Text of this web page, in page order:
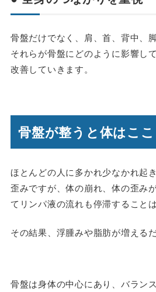
骨盤だけでなく、肩、首、背中、
それらが骨盤にどのように影響し
改善していきます。
骨盤が整うと体はこ
ほとんどの人に多かれ少なかれ起
歪みですが、体の崩れ、体の歪み
てリンパ液の流れも停滞すること
その結果、浮腫みや脂肪が増える
骨盤は身体の中心にあり、バラン